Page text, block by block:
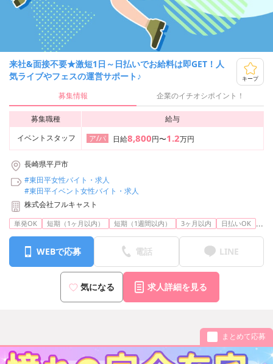
来社&面接不要★激短1日～日払いでお給料は即GET！人
気ライブやフェスの運営サポート♪
キープ
募集情報 企業のイチオシポイント！
募集職種
給与
イベントスタッフ
ア/パ 日給8,800円〜1.2万円
長崎県平戸市
#東田平女性バイト・求人
#東田平イベント女性バイト・求人
株式会社フルキャスト
単発OK 短期（1ヶ月以内） 短期（1週間以内） 3ヶ月以内 日払いOK ...
WEBで応募 電話 LINE
気になる 求人詳細を見る
まとめて応募